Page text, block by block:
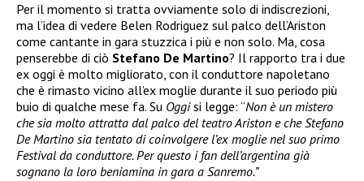
Per il momento si tratta ovviamente solo di indiscrezioni,
ma l’idea di vedere Belen Rodriguez sul palco dell’Ariston
come cantante in gara stuzzica i più e non solo. Ma, cosa
penserebbe di ciò Stefano De Martino? Il rapporto tra i due
ex oggi è molto migliorato, con il conduttore napoletano
che è rimasto vicino all’ex moglie durante il suo periodo più
buio di qualche mese fa. Su Oggisi legge: “Non è un mistero
che sia molto attratta dal palco del teatro Ariston e che Stefano
De Martino sia tentato di coinvolgere l’ex moglie nel suo primo
Festival da conduttore. Per questo i fan dell’argentina già
sognano la loro beniamina in gara a Sanremo.”